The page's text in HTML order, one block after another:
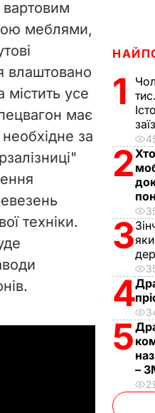
меблями,
влаштовано
усе
має
за
техніки.
1
2
3
4
5
–